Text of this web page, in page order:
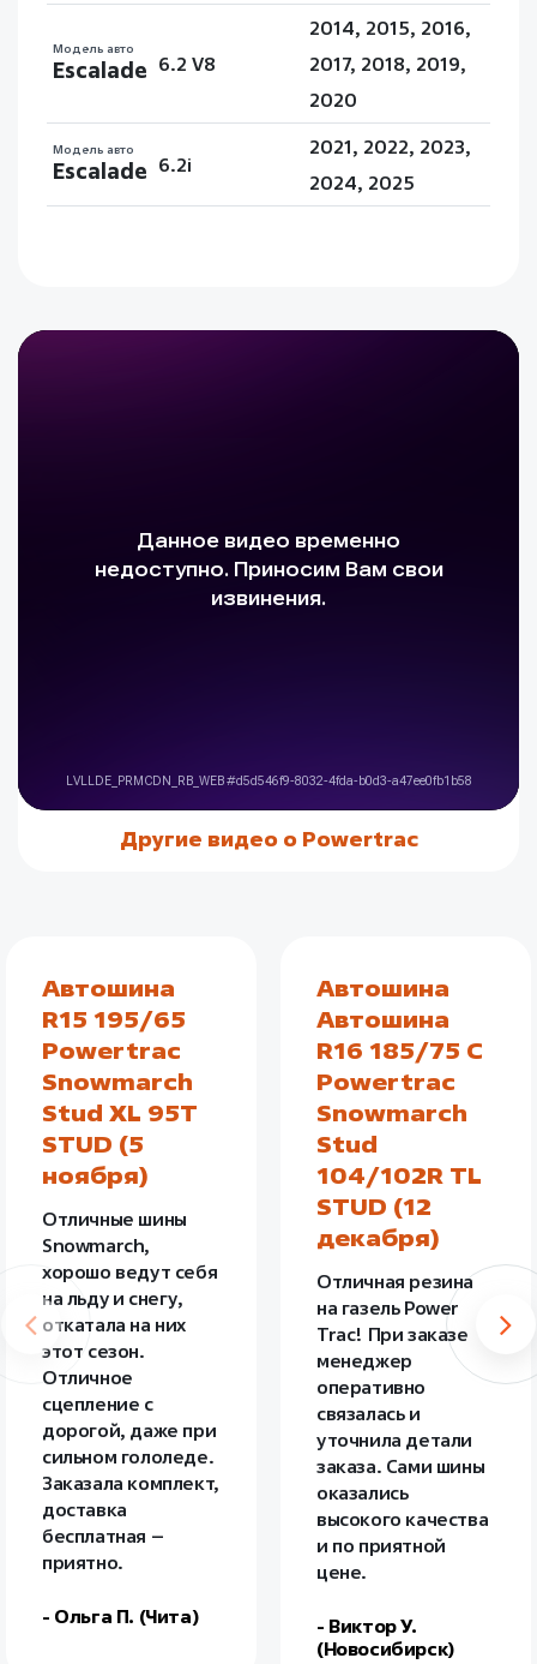
Модель авто
Escalade 6.2 V8
2014, 2015, 2016,
2017, 2018, 2019,
2020
Модель авто
Escalade 6.2i
2021, 2022, 2023,
2024, 2025
Другие видео о Powertrac
Автошина
R15 195/65
Powertrac
Snowmarch
Stud XL 95T
STUD (5
ноября)
Отличные шины
Snowmarch,
хорошо ведут себя
на льду и снегу,
откатала на них
этот сезон.
Отличное
сцепление с
дорогой, даже при
сильном гололеде.
Заказала комплект,
доставка
бесплатная –
приятно.
- Ольга П. (Чита)
Автошина
Автошина
R16 185/75 C
Powertrac
Snowmarch
Stud
104/102R TL
STUD (12
декабря)
Отличная резина
на газель Power
Trac! При заказе
менеджер
оперативно
связалась и
уточнила детали
заказа. Сами шины
оказались
высокого качества
и по приятной
цене.
- Виктор У.
(Новосибирск)